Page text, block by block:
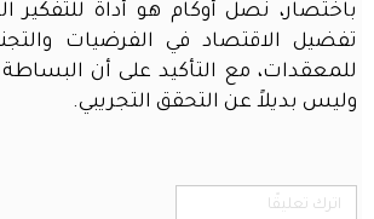
نسيت
كلمـة
نسيت
إنشاء
باختصار، نصل أوكام هو أداة للتفكير
تفضيل الاقتصاد في الفرضيات
للمعقدات، مع التأكيد على أن
وليس بديلاً عن التحقق التجريبي.